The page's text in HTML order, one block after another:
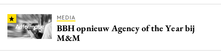
MEDIA
BBH opnieuw Agency of the Year bij
M&M